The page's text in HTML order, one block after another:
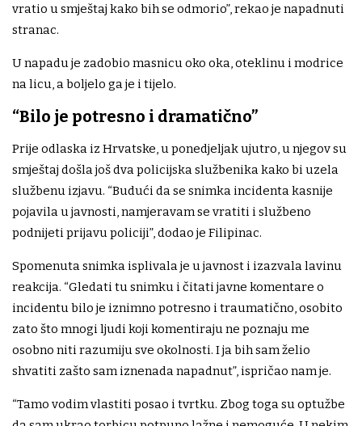
vratio u smještaj kako bih se odmorio”, rekao je napadnuti
stranac.
U napadu je zadobio masnicu oko oka, oteklinu i modrice
na licu, a boljelo ga je i tijelo.
“Bilo je potresno i dramatično”
Prije odlaska iz Hrvatske, u ponedjeljak ujutro, u njegov su
smještaj došla još dva policijska službenika kako bi uzela
službenu izjavu. “Budući da se snimka incidenta kasnije
pojavila u javnosti, namjeravam se vratiti i službeno
podnijeti prijavu policiji”, dodao je Filipinac.
Spomenuta snimka isplivala je u javnost i izazvala lavinu
reakcija. “Gledati tu snimku i čitati javne komentare o
incidentu bilo je iznimno potresno i traumatično, osobito
zato što mnogi ljudi koji komentiraju ne poznaju me
osobno niti razumiju sve okolnosti. I ja bih sam želio
shvatiti zašto sam iznenada napadnut”, ispričao nam je.
“Tamo vodim vlastiti posao i tvrtku. Zbog toga su optužbe